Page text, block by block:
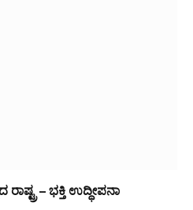
– ಭಕ್ತಿ ಉದ್ಧೀಪನಾ